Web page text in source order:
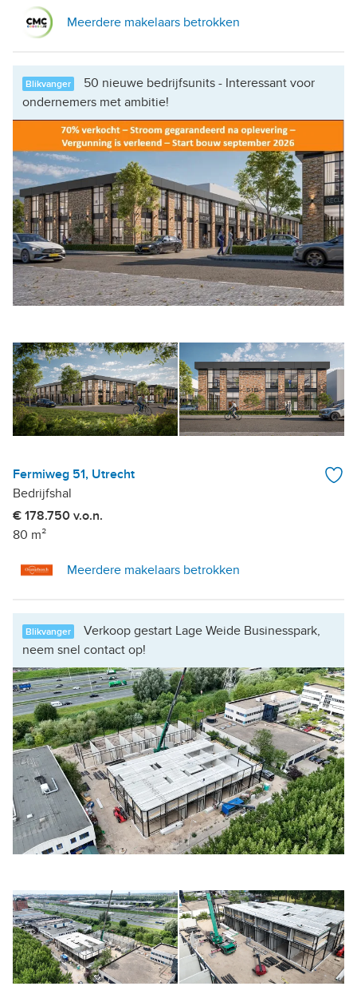
Meerdere makelaars betrokken
Blikvanger
50 nieuwe bedrijfsunits - Interessant voor
ondernemers met ambitie!
Fermiweg 51, Utrecht
Bedrijfshal
€ 178.750 v.o.n.
80 m²
Meerdere makelaars betrokken
Blikvanger
Verkoop gestart Lage Weide Businesspark,
neem snel contact op!